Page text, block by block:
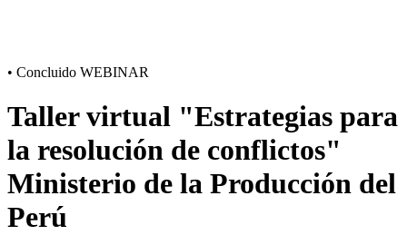
• Concluido WEBINAR
Taller virtual "Estrategias para
la resolución de conflictos"
Ministerio de la Producción del
Perú